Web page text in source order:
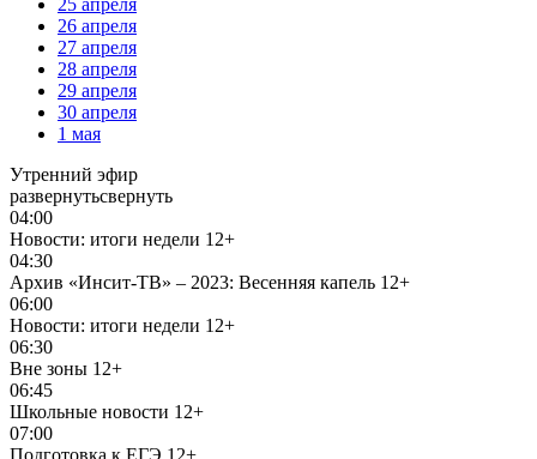
26 апреля
27 апреля
28 апреля
29 апреля
30 апреля
1 мая
Утренний эфир
развернутьсвернуть
04:00
Новости: итоги недели 12+
04:30
Архив «Инсит-ТВ» – 2023: Весенняя капель 12+
06:00
Новости: итоги недели 12+
06:30
Вне зоны 12+
06:45
Школьные новости 12+
07:00
Подготовка к ЕГЭ 12+